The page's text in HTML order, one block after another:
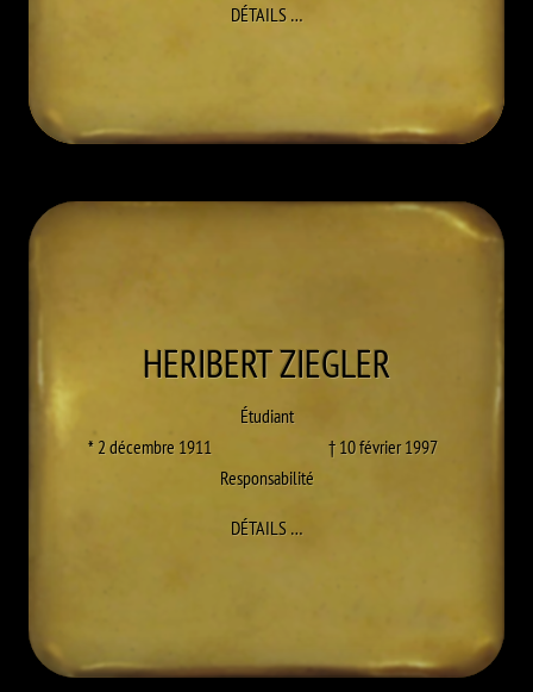
DÉTAILS…À EBERHARD WÜRZL
HERIBERTZIEGLER
Étudiant
* 2 décembre 1911
† 10 février 1997
Responsabilité
DÉTAILS…À HERIBERT ZIEGLER